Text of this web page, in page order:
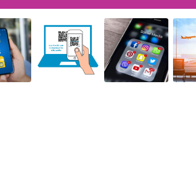
Angled view Angled view Angled view